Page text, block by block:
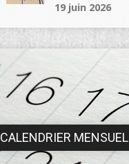
19 juin 2026
CALENDRIER MENSUEL